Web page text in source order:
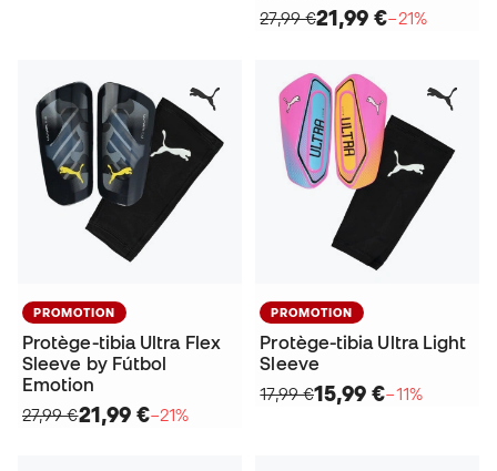
27,99 €21,99 €−21%
PROMOTION
Protège-tibia Ultra Flex
Sleeve by Fútbol
Emotion
27,99 €21,99 €−21%
PROMOTION
Protège-tibia Ultra Light
Sleeve
17,99 €15,99 €−11%